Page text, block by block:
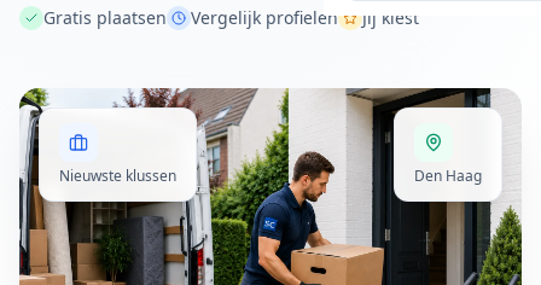
Gratis plaatsen Vergelijk profielen Jij kiest
Nieuwste klussen Den Haag